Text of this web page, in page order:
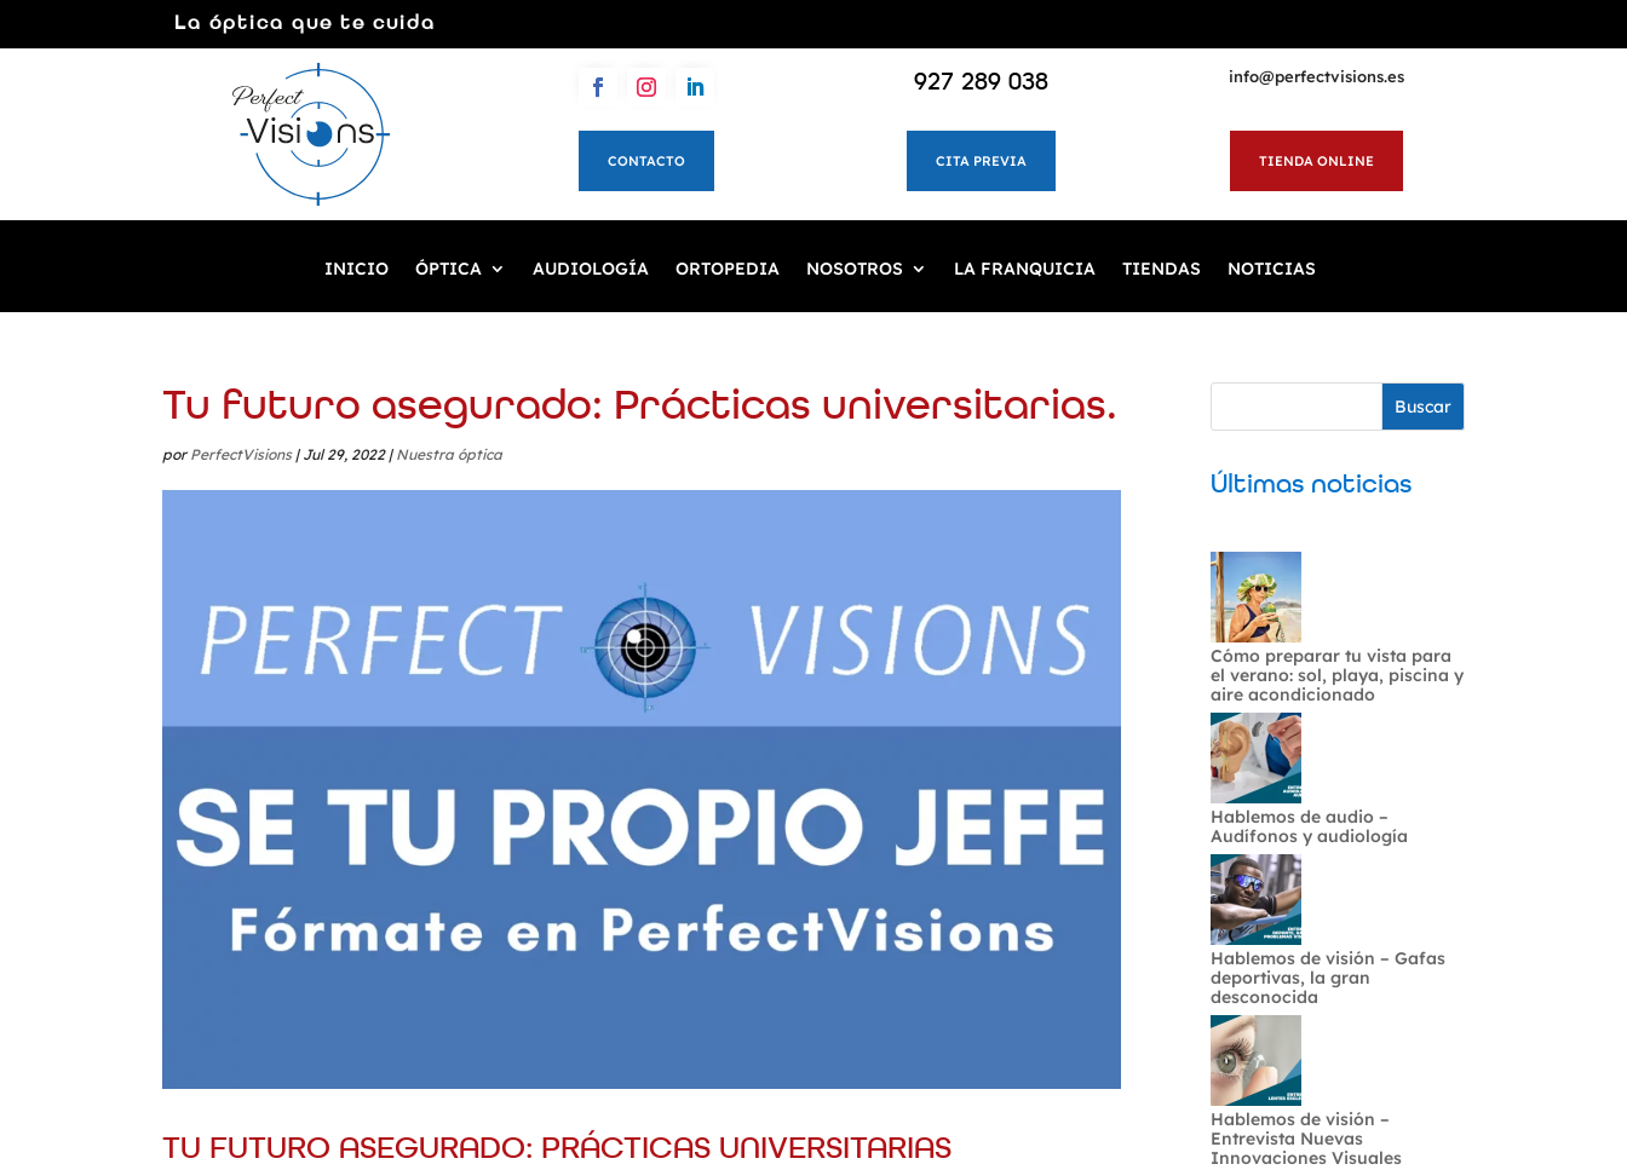
La óptica que te cuida
927 289 038 info@perfectvisions.es
CONTACTO CITA PREVIA TIENDA ONLINE
INICIO ÓPTICA AUDIOLOGÍA ORTOPEDIA NOSOTROS LA FRANQUICIA TIENDAS NOTICIAS
Tu futuro asegurado: Prácticas universitarias.
por PerfectVisions| Jul 29, 2022| Nuestra óptica
TU FUTURO ASEGURADO: PRÁCTICAS UNIVERSITARIAS
Buscar
Últimas noticias
Cómo preparar tu vista para
el verano: sol, playa, piscina y
aire acondicionado
Hablemos de audio –
Audífonos y audiología
Hablemos de visión – Gafas
deportivas, la gran
desconocida
Hablemos de visión –
Entrevista Nuevas
Innovaciones Visuales